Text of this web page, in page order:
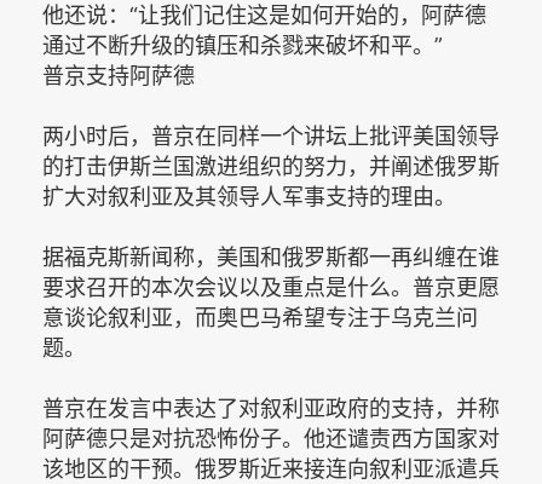
他还说：“让我们记住这是如何开始的，阿萨德
通过不断升级的镇压和杀戮来破坏和平。”
普京支持阿萨德
两小时后，普京在同样一个讲坛上批评美国领导
的打击伊斯兰国激进组织的努力，并阐述俄罗斯
扩大对叙利亚及其领导人军事支持的理由。
据福克斯新闻称，美国和俄罗斯都一再纠缠在谁
要求召开的本次会议以及重点是什么。普京更愿
意谈论叙利亚，而奥巴马希望专注于乌克兰问
题。
普京在发言中表达了对叙利亚政府的支持，并称
阿萨德只是对抗恐怖份子。他还谴责西方国家对
该地区的干预。俄罗斯近来接连向叙利亚派遣兵